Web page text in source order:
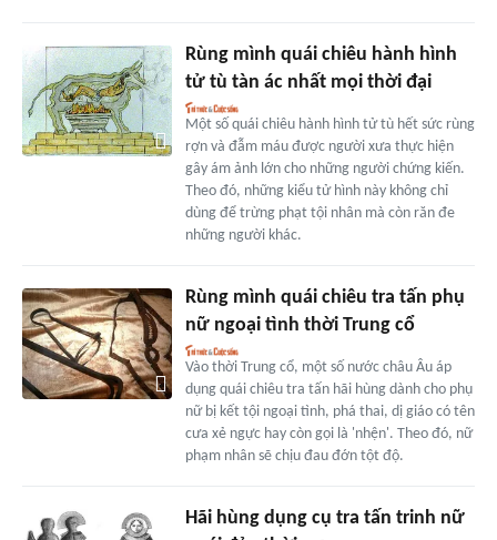
Rùng mình quái chiêu hành hình
tử tù tàn ác nhất mọi thời đại
Một số quái chiêu hành hình tử tù hết sức rùng
rợn và đẫm máu được người xưa thực hiện
gây ám ảnh lớn cho những người chứng kiến.
Theo đó, những kiểu tử hình này không chỉ
dùng để trừng phạt tội nhân mà còn răn đe
những người khác.
Rùng mình quái chiêu tra tấn phụ
nữ ngoại tình thời Trung cổ
Vào thời Trung cổ, một số nước châu Âu áp
dụng quái chiêu tra tấn hãi hùng dành cho phụ
nữ bị kết tội ngoại tình, phá thai, dị giáo có tên
cưa xẻ ngực hay còn gọi là 'nhện'. Theo đó, nữ
phạm nhân sẽ chịu đau đớn tột độ.
Hãi hùng dụng cụ tra tấn trinh nữ